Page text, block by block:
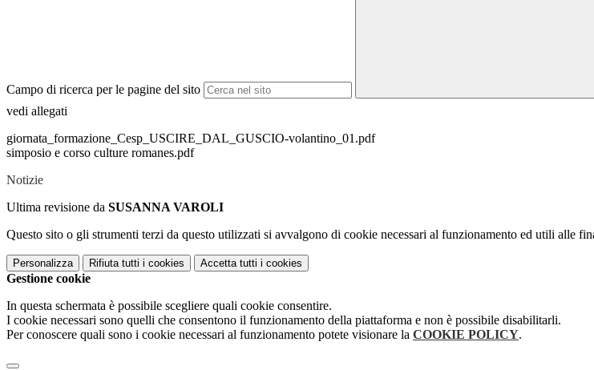
Campo di ricerca per le pagine del sito
vedi allegati
giornata_formazione_Cesp_USCIRE_DAL_GUSCIO-volantino_01.pdf
simposio e corso culture romanes.pdf
Notizie
Ultima revisione da SUSANNA VAROLI
Questo sito o gli strumenti terzi da questo utilizzati si avvalgono di cookie necessari al funzionamento ed utili alle
Personalizza Rifiuta tutti i cookies Accetta tutti i cookies
Gestione cookie
In questa schermata è possibile scegliere quali cookie consentire.
I cookie necessari sono quelli che consentono il funzionamento della piattaforma e non è possibile disabilitarli.
Per conoscere quali sono i cookie necessari al funzionamento potete visionare la COOKIE POLICY.